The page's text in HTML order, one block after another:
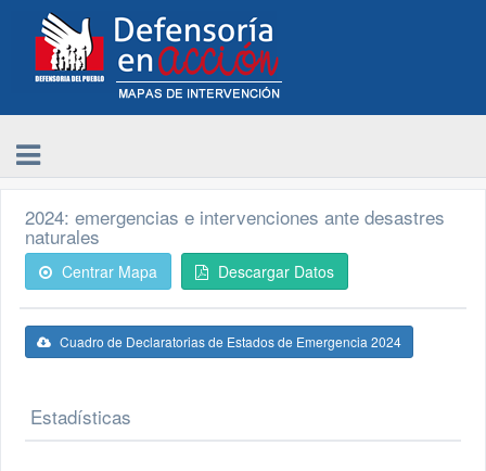
2024: emergencias e intervenciones ante desastres
naturales
Centrar Mapa Descargar Datos
Cuadro de Declaratorias de Estados de Emergencia 2024
Estadísticas